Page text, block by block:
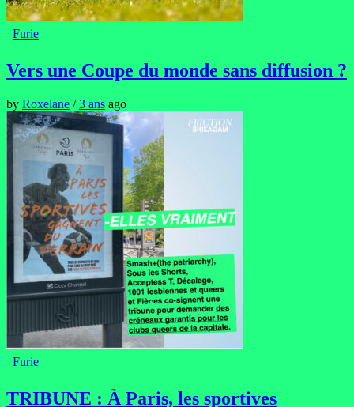
Furie
Vers une Coupe du monde sans diffusion ?
by Roxelane /3 ans ago
Furie
TRIBUNE : À Paris, les sportives